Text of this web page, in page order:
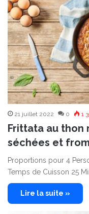
21 juillet 2022 0 1
Frittata au thon
séchées et
Proportions pour 4
Temps de Cuisson 25
Lire la suite »